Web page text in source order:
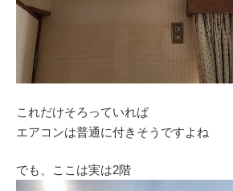
これだけそろっていれば
エアコンは普通に付きそうですよね
でも、ここは実は2階